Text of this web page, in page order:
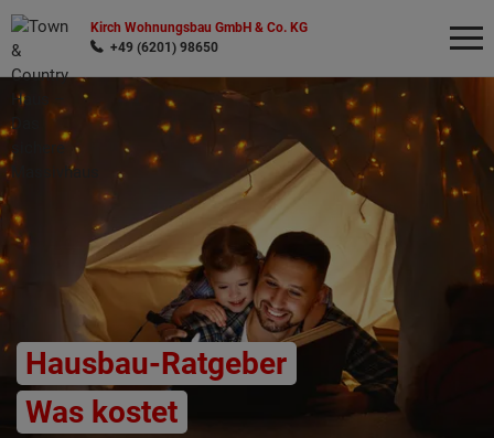
Kirch Wohnungsbau GmbH & Co. KG
+49 (6201) 98650
Hausbau-Ratgeber
Was kostet
Wonach möchten Sie suchen?